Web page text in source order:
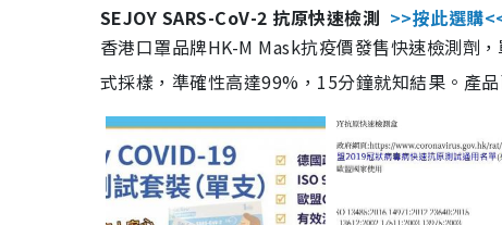
SEJOY SARS-CoV-2 抗原快速檢測 >>按此選購
香港口罩品牌HK-M Mask抗疫價發售快速檢測劑
式採樣，準確性高達99%，15分鐘就知結果。產